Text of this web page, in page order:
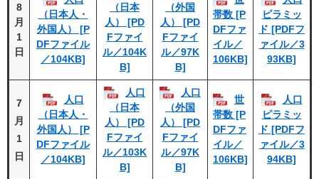
8
月
1
日
（日本人・
外国人） [P
DFファイル
／104KB]
（日本
人） [PD
Fファイ
ル／104K
B]
（外国
人） [PD
Fファイ
ル／97K
B]
帯数 [P
DFファ
イル／
106KB]
ピラミッ
ド [PDFフ
ァイル／3
93KB]
7
月
1
日
人口
（日本人・
外国人） [P
DFファイル
／104KB]
人口
（日本
人） [PD
Fファイ
ル／103K
B]
人口
（外国
人） [PD
Fファイ
ル／97K
B]
世
帯数 [P
DFファ
イル／
106KB]
人口
ピラミッ
ド [PDFフ
ァイル／3
94KB]